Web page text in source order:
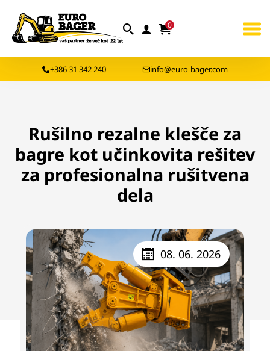
0
+386 31 342 240 info@euro-bager.com
Rušilno rezalne klešče za
bagre kot učinkovita rešitev
za profesionalna rušitvena
dela
08. 06. 2026